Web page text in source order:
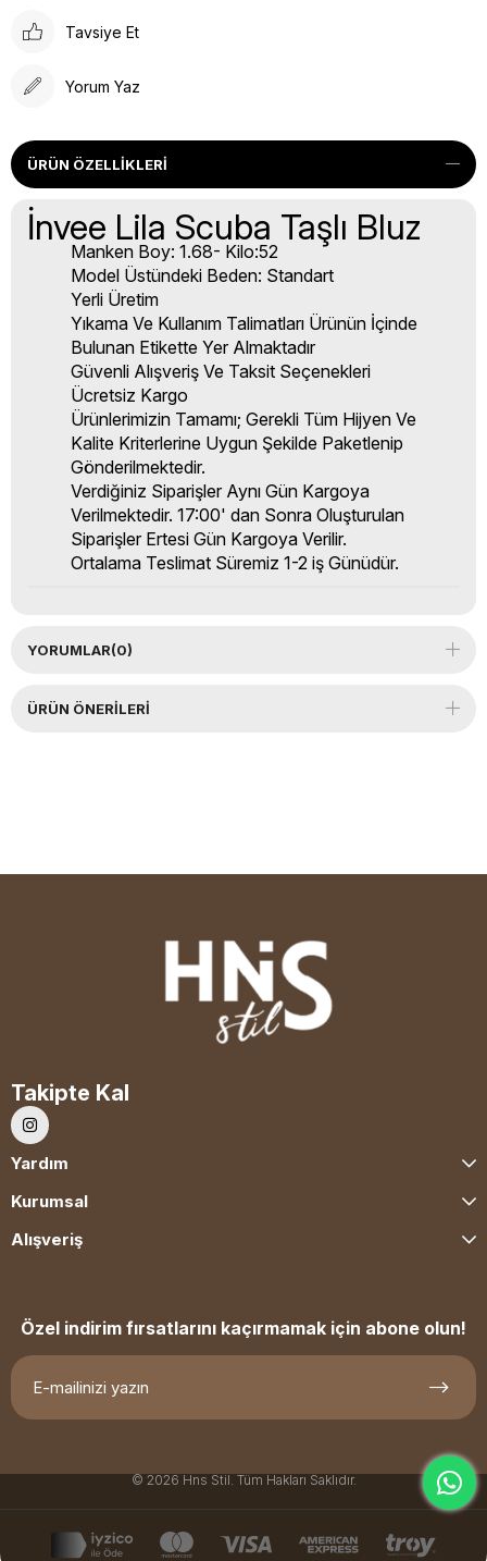
Tavsiye Et
Yorum Yaz
ÜRÜN ÖZELLIKLERI
İnvee Lila Scuba Taşlı Bluz
Manken Boy: 1.68- Kilo:52
Model Üstündeki Beden: Standart
Yerli Üretim
Yıkama Ve Kullanım Talimatları Ürünün İçinde
Bulunan Etikette Yer Almaktadır
Güvenli Alışveriş Ve Taksit Seçenekleri
Ücretsiz Kargo
Ürünlerimizin Tamamı; Gerekli Tüm Hijyen Ve
Kalite Kriterlerine Uygun Şekilde Paketlenip
Gönderilmektedir.
Verdiğiniz Siparişler Aynı Gün Kargoya
Verilmektedir. 17:00' dan Sonra Oluşturulan
Siparişler Ertesi Gün Kargoya Verilir.
Ortalama Teslimat Süremiz 1-2 iş Günüdür.
YORUMLAR(0)
ÜRÜN ÖNERILERI
Takipte Kal
Yardım
Kurumsal
Alışveriş
Özel indirim fırsatlarını kaçırmamak için abone olun!
© 2026 Hns Stil. Tüm Hakları Saklıdır.